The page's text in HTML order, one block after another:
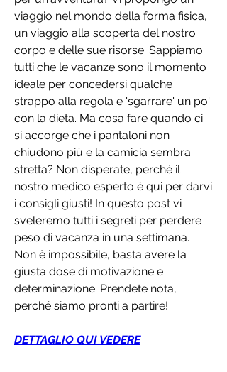
viaggio nel mondo della forma fisica,
un viaggio alla scoperta del nostro
corpo e delle sue risorse. Sappiamo
tutti che le vacanze sono il momento
ideale per concedersi qualche
strappo alla regola e 'sgarrare' un po'
con la dieta. Ma cosa fare quando ci
si accorge che i pantaloni non
chiudono più e la camicia sembra
stretta? Non disperate, perché il
nostro medico esperto è qui per darvi
i consigli giusti! In questo post vi
sveleremo tutti i segreti per perdere
peso di vacanza in una settimana.
Non è impossibile, basta avere la
giusta dose di motivazione e
determinazione. Prendete nota,
perché siamo pronti a partire!
DETTAGLIO QUI VEDERE